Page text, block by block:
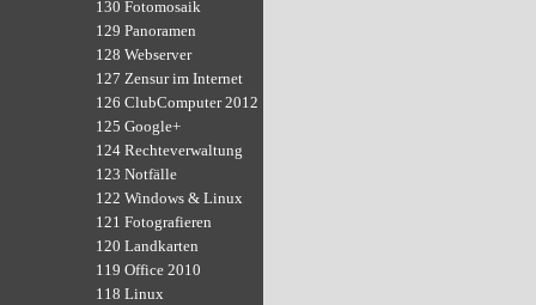
130 Fotomosaik
129 Panoramen
128 Webserver
127 Zensur im Internet
126 ClubComputer 2012
125 Google+
124 Rechteverwaltung
123 Notfälle
122 Windows & Linux
121 Fotografieren
120 Landkarten
119 Office 2010
118 Linux